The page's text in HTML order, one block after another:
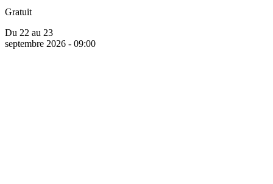
Gratuit
Du 22 au 23
septembre 2026 - 09:00